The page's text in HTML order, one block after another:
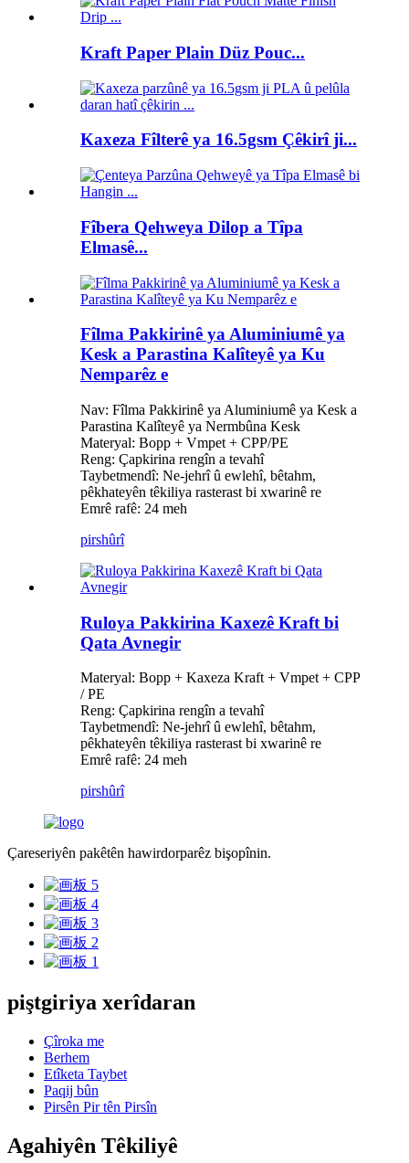
Kraft Paper Plain Düz Pouc...
Kaxeza Fîlterê ya 16.5gsm Çêkirî ji...
Fîbera Qehweya Dilop a Tîpa
Elmasê...
Fîlma Pakkirinê ya Aluminiumê ya
Kesk a Parastina Kalîteyê ya Ku
Nemparêz e
Nav: Fîlma Pakkirinê ya Aluminiumê ya Kesk a
Parastina Kalîteyê ya Nermbûna Kesk
Materyal: Bopp + Vmpet + CPP/PE
Reng: Çapkirina rengîn a tevahî
Taybetmendî: Ne-jehrî û ewlehî, bêtahm,
pêkhateyên têkiliya rasterast bi xwarinê re
Emrê rafê: 24 meh
pirshûrî
Ruloya Pakkirina Kaxezê Kraft bi
Qata Avnegir
Materyal: Bopp + Kaxeza Kraft + Vmpet + CPP
/ PE
Reng: Çapkirina rengîn a tevahî
Taybetmendî: Ne-jehrî û ewlehî, bêtahm,
pêkhateyên têkiliya rasterast bi xwarinê re
Emrê rafê: 24 meh
pirshûrî
Çareseriyên pakêtên hawirdorparêz bişopînin.
piştgiriya xerîdaran
Çîroka me
Berhem
Etîketa Taybet
Paqij bûn
Pirsên Pir tên Pirsîn
Agahiyên Têkiliyê